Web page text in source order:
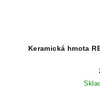
Keramická hmota